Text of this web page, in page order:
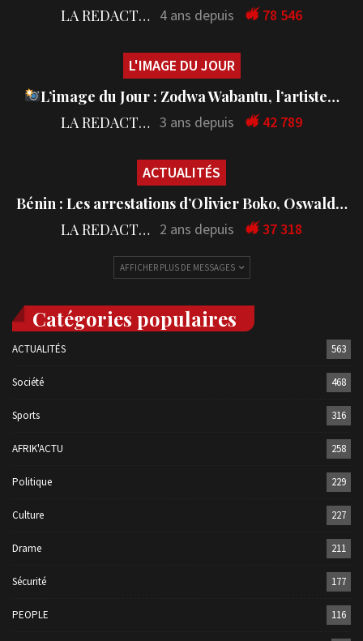
LA REDACTION 4 ans depuis 78 546
L'IMAGE DU JOUR
L’image du Jour : Zodwa Wabantu, l’artiste…
LA REDACTION 3 ans depuis 42 789
ACTUALITÉS
Bénin : Les arrestations d’Olivier Boko, Oswald…
LA REDACTION 2 ans depuis 37 318
AFFICHER PLUS DE MESSAGES
Catégories populaires
ACTUALITÉS 563
Société 468
Sports 316
AFRIK'ACTU 258
Politique 229
Culture 227
Drame 211
Sécurité 177
PEOPLE 116